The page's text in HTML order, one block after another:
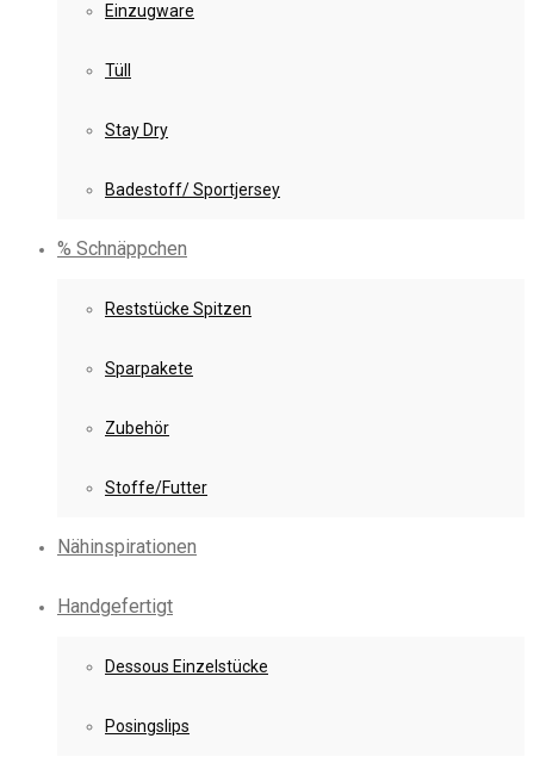
Einzugware
Tüll
Stay Dry
Badestoff/ Sportjersey
% Schnäppchen
Reststücke Spitzen
Sparpakete
Zubehör
Stoffe/Futter
Nähinspirationen
Handgefertigt
Dessous Einzelstücke
Posingslips